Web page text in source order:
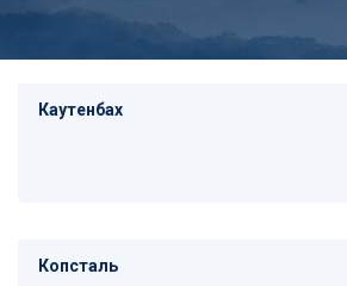
Каутенбах
Копсталь